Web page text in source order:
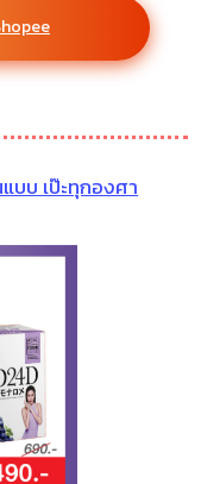
บบ เป๊ะทุกองศา